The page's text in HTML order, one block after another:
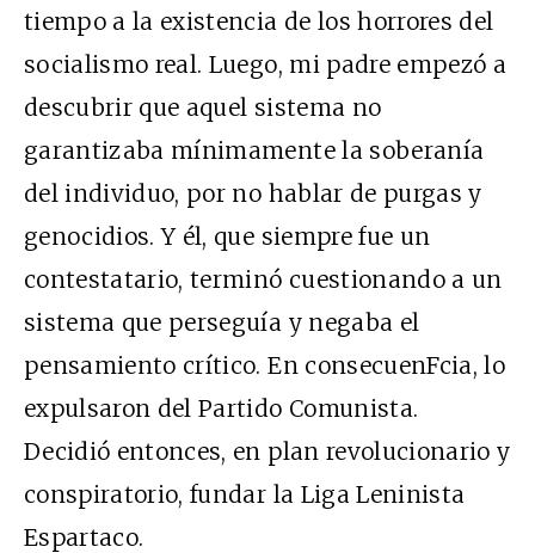
tiempo a la existencia de los horrores del
socialismo real. Luego, mi padre empezó a
descubrir que aquel sistema no
garantizaba mínimamente la soberanía
del individuo, por no hablar de purgas y
genocidios. Y él, que siempre fue un
contestatario, terminó cuestionando a un
sistema que perseguía y negaba el
pensamiento crítico. En consecuenFcia, lo
expulsaron del Partido Comunista.
Decidió entonces, en plan revolucionario y
conspiratorio, fundar la Liga Leninista
Espartaco.